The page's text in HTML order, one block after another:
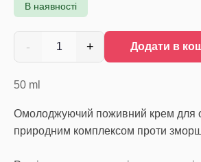
В наявності
- 1 + Додати в
50 ml
Омолоджуючий поживний крем для
природним комплексом проти